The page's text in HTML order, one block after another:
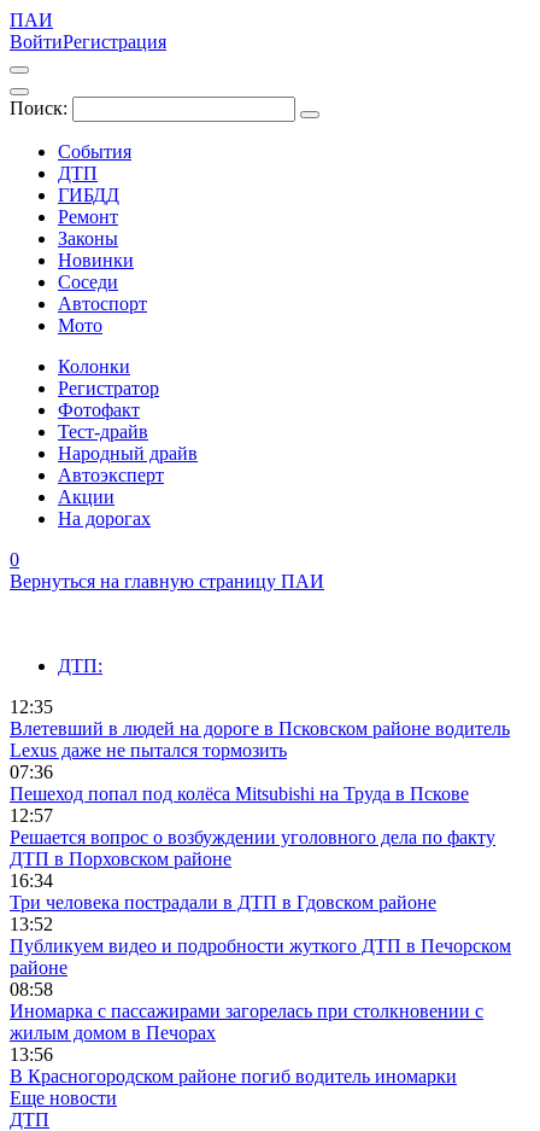
ПАИ
ВойтиРегистрация
Поиск:
События
ДТП
ГИБДД
Ремонт
Законы
Новинки
Соседи
Автоспорт
Мото
Колонки
Регистратор
Фотофакт
Тест-драйв
Народный драйв
Автоэксперт
Акции
На дорогах
0
Вернуться на главную страницу ПАИ
ДТП:
12:35
Влетевший в людей на дороге в Псковском районе водитель
Lexus даже не пытался тормозить
07:36
Пешеход попал под колёса Mitsubishi на Труда в Пскове
12:57
Решается вопрос о возбуждении уголовного дела по факту
ДТП в Порховском районе
16:34
Три человека пострадали в ДТП в Гдовском районе
13:52
Публикуем видео и подробности жуткого ДТП в Печорском
районе
08:58
Иномарка с пассажирами загорелась при столкновении с
жилым домом в Печорах
13:56
В Красногородском районе погиб водитель иномарки
Еще новости
ДТП